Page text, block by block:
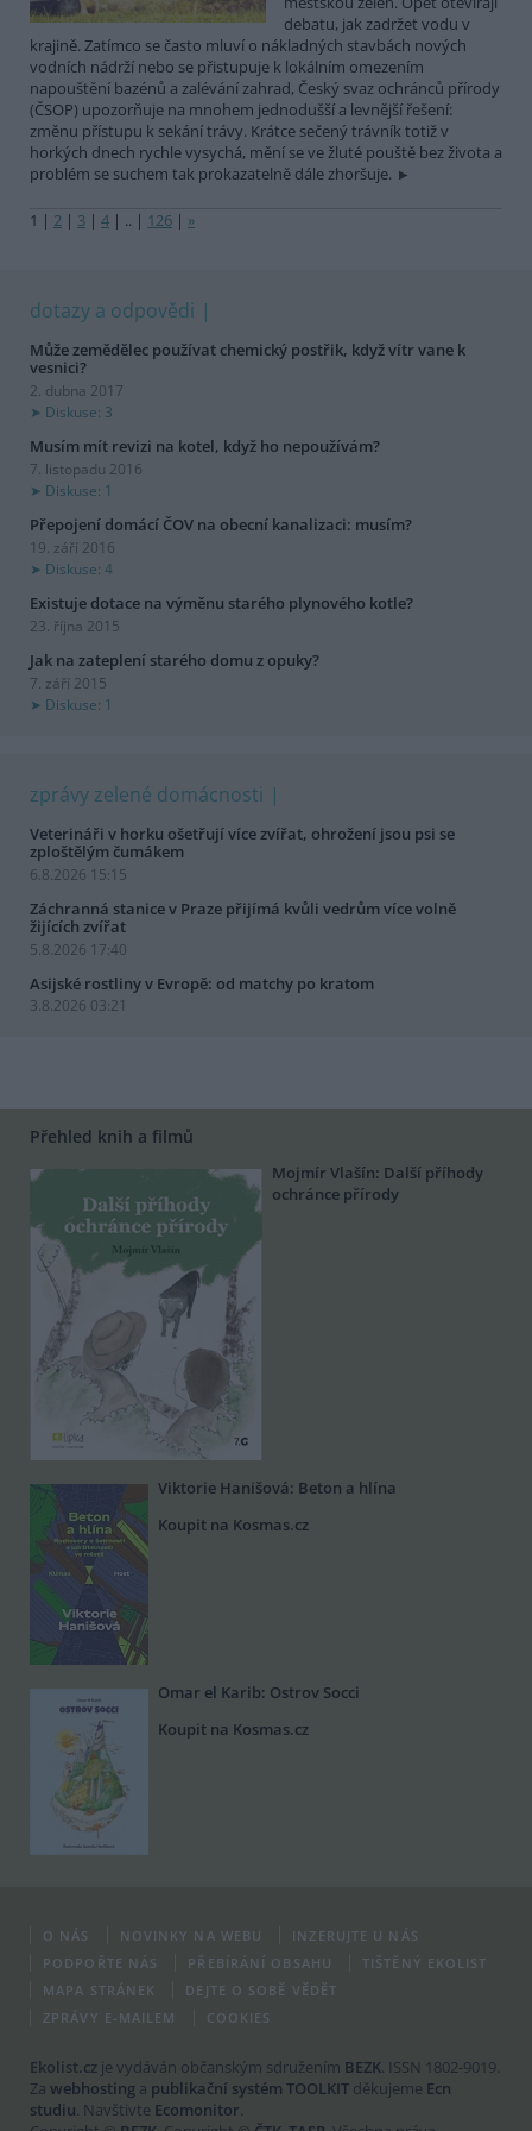
debatu, jak zadržet vodu v
krajině. Zatímco se často mluví o nákladných stavbách nových
vodních nádrží nebo se přistupuje k lokálním omezením
napouštění bazénů a zalévání zahrad, Český svaz ochránců přírody
(ČSOP) upozorňuje na mnohem jednodušší a levnější řešení:
změnu přístupu k sekání trávy. Krátce sečený trávník totiž v
horkých dnech rychle vysychá, mění se ve žluté pouště bez života a
problém se suchem tak prokazatelně dále zhoršuje.
1 | 2 | 3 | 4 | .. | 126 | »
dotazy a odpovědi
Může zemědělec používat chemický postřik, když vítr vane k
vesnici?
2. dubna 2017
Diskuse: 3
Musím mít revizi na kotel, když ho nepoužívám?
7. listopadu 2016
Diskuse: 1
Přepojení domácí ČOV na obecní kanalizaci: musím?
19. září 2016
Diskuse: 4
Existuje dotace na výměnu starého plynového kotle?
23. října 2015
Jak na zateplení starého domu z opuky?
7. září 2015
Diskuse: 1
zprávy zelené domácnosti
Veterináři v horku ošetřují více zvířat, ohrožení jsou psi se
zploštělým čumákem
6.8.2026 15:15
Záchranná stanice v Praze přijímá kvůli vedrům více volně
žijících zvířat
5.8.2026 17:40
Asijské rostliny v Evropě: od matchy po kratom
3.8.2026 03:21
Přehled knih a filmů
Mojmír Vlašín: Další příhody
ochránce přírody
Viktorie Hanišová: Beton a hlína
Koupit na Kosmas.cz
Omar el Karib: Ostrov Socci
Koupit na Kosmas.cz
O NÁS NOVINKY NA WEBU
INZERUJTE U NÁS
PODPOŘTE NÁS
PŘEBÍRÁNÍ OBSAHU
TIŠTĚNÝ EKOLIST
MAPA STRÁNEK
DEJTE O SOBĚ VĚDĚT
ZPRÁVY E-MAILEM
COOKIES
Ekolist.cz je vydáván občanským sdružením BEZK. ISSN 1802-9019.
Za webhosting a publikační systém TOOLKIT děkujeme Ecn
studiu. Navštivte Ecomonitor.